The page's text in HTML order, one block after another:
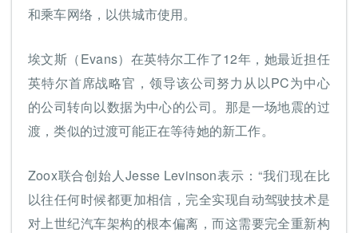
和乘车网络，以供城市使用。
埃文斯（Evans）在英特尔工作了12年，她最近担任
英特尔首席战略官，领导该公司努力从以PC为中心
的公司转向以数据为中心的公司。那是一场地震的过
渡，类似的过渡可能正在等待她的新工作。
Zoox联合创始人Jesse Levinson表示：“我们现在比
以往任何时候都更加相信，完全实现自动驾驶技术是
对上世纪汽车架构的根本偏离，而这需要完全重新构